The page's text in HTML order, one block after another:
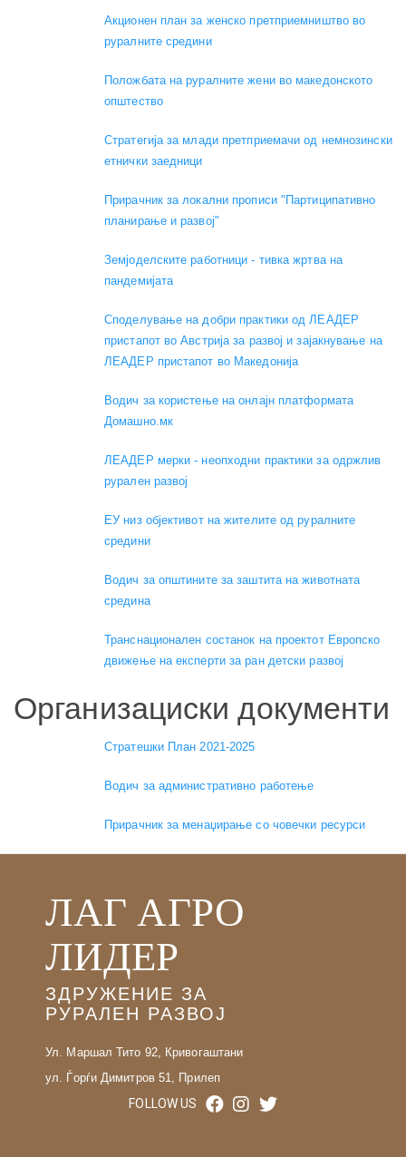
Акционен план за женско претприемништво во
руралните средини
Положбата на руралните жени во македонското
општество
Стратегија за млади претприемачи од немнозински
етнички заедници
Прирачник за локални прописи "Партиципативно
планирање и развој"
Земјоделските работници - тивка жртва на
пандемијата
Споделување на добри практики од ЛЕАДЕР
пристапот во Австрија за развој и зајакнување на
ЛЕАДЕР пристапот во Македонија
Водич за користење на онлајн платформата
Домашно.мк
ЛЕАДЕР мерки - неопходни практики за одржлив
рурален развој
ЕУ низ објективот на жителите од руралните
средини
Водич за општините за заштита на животната
средина
Транснационален состанок на проектот Европско
движење на експерти за ран детски развој
Организациски документи
Стратешки План 2021-2025
Водич за административно работење
Прирачник за менаџирање со човечки ресурси
ЛАГ АГРО
ЛИДЕР
ЗДРУЖЕНИЕ ЗА
РУРАЛЕН РАЗВОЈ
Ул. Маршал Тито 92, Кривогаштани
ул. Ѓорѓи Димитров 51, Прилеп
FOLLOW US